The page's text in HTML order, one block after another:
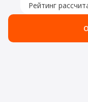
Рейтинг